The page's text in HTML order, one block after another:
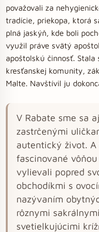
považovali za
tradície, priekopa, ktorá
plná jaskýň, kde boli
využil práve svätý
apoštolskú činnosť.
kresťanskej komunity,
Malte. Navštívil ju
V Rabate sme sa
zastrčenými
autentický život.
fascinované
vylievali popred
obchodíkmi s
nazývaním
rôznymi
svetielkujúcimi